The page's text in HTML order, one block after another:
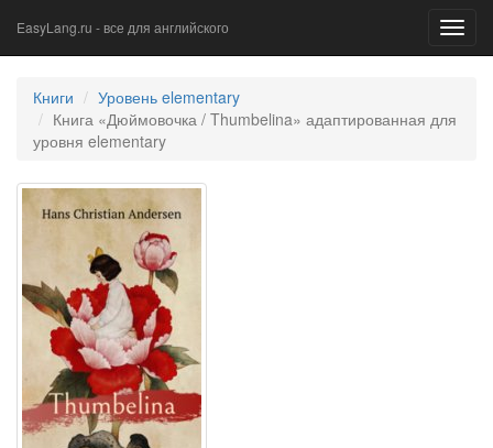
EasyLang.ru - все для английского
Книги
Уровень elementary
Книга «Дюймовочка / Thumbelina» адаптированная для
уровня elementary